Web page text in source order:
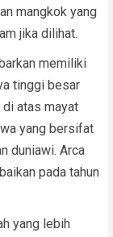
mangkok yang
jika dilihat.
memiliki
tinggi besar
atas mayat
yang bersifat
duniawi. Arca
pada tahun
yang lebih